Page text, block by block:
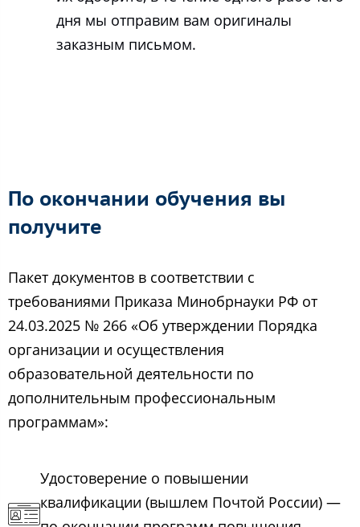
дня мы отправим вам оригиналы
заказным письмом.
По окончании обучения вы
получите
Пакет документов в соответствии с
требованиями Приказа Минобрнауки РФ от
24.03.2025 № 266 «Об утверждении Порядка
организации и осуществления
образовательной деятельности по
дополнительным профессиональным
программам»:
Удостоверение о повышении
квалификации (вышлем Почтой России) —